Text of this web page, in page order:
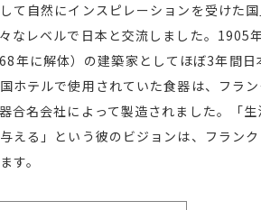
て自然にインスピレーションを受けた
レベルで日本と交流しました。1905
年に解体）の建築家としてほぼ3年間日
ホテルで使用されていた食器は、フラ
合名会社によって製造されました。「
える」という彼のビジョンは、フラン
す。